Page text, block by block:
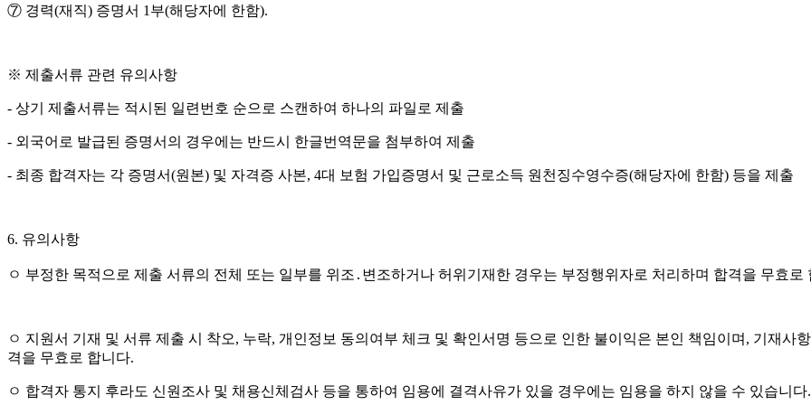
⑦ 경력(재직) 증명서 1 부(해당자에 한함).
※ 제출서류 관련 유의사항
- 상기 제출서류는 적시된 일련번호 순으로 스캔하여 하나의 파일로 제출
- 외국어로 발급된 증명서의 경우에는 반드시 한글번역문을 첨부하여 제출
- 최종 합격자는 각 증명서(원본) 및 자격증 사본, 4대 보험 가입증명서 및 근로소득 원천징수영수증(해당자에 한함) 등을 제출
6. 유의사항
ㅇ 부정한 목적으로 제출 서류의 전체 또는 일부를 위조 ․ 변조하거나 허위기재한 경우는 부정행위자로 처리하며 합격을 무효로
ㅇ 지원서 기재 및 서류 제출 시 착오, 누락, 개인정보 동의여부 체크 및 확인서명 등으로 인한 불이익은 본인 책임이며 , 기재사
격을 무효로 합니다.
ㅇ 합격자 통지 후라도 신원조사 및 채용신체검사 등을 통하여 임용에 결격사유가 있을 경우에는 임용을 하지 않을 수 있습니다.